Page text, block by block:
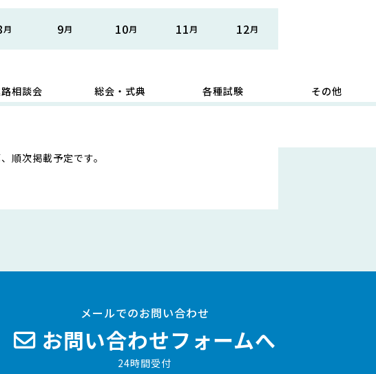
9 10 11 12
相談会 総会・式典 各種試験 その他
順次掲載予定です。
メールでのお問い合わせ
お問い合わせフォームへ
24時間受付